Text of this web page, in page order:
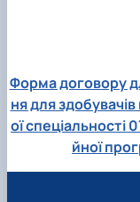
Форма договору
ня для
ої
йної